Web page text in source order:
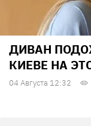
ДИВАН
КИЕВЕ НА
04 Августа 12:32